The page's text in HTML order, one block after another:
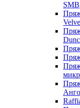
SMB